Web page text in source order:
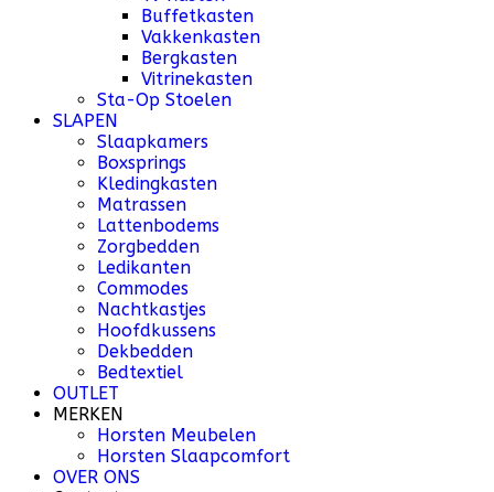
Buffetkasten
Vakkenkasten
Bergkasten
Vitrinekasten
Sta-Op Stoelen
SLAPEN
Slaapkamers
Boxsprings
Kledingkasten
Matrassen
Lattenbodems
Zorgbedden
Ledikanten
Commodes
Nachtkastjes
Hoofdkussens
Dekbedden
Bedtextiel
OUTLET
MERKEN
Horsten Meubelen
Horsten Slaapcomfort
OVER ONS